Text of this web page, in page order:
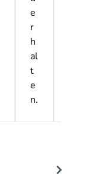
e
r
h
al
t
e
n.